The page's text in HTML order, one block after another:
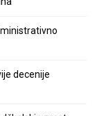
decenije